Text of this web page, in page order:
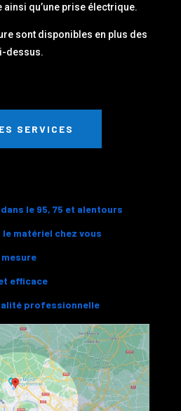
ainsi qu’une prise électrique.
sont disponibles en plus des
dessus.
SERVICES
le 95, 75 et alentours
matériel chez vous
efficace
professionnelle